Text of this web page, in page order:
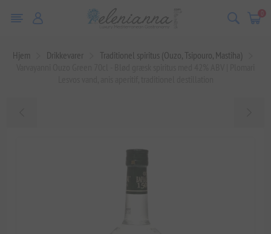
0
Hjem Drikkevarer
Traditionel spiritus (Ouzo, Tsipouro, Mastiha)